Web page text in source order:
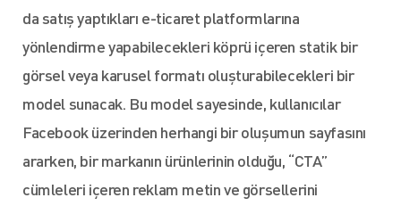
da satış yaptıkları e-ticaret platformlarına
yönlendirme yapabilecekleri köprü içeren statik bir
görsel veya karusel formatı oluşturabilecekleri bir
model sunacak. Bu model sayesinde, kullanıcılar
Facebook üzerinden herhangi bir oluşumun sayfasını
ararken, bir markanın ürünlerinin olduğu, “CTA”
cümleleri içeren reklam metin ve görsellerini